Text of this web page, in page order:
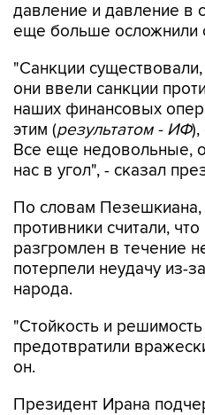
давление и давление в
еще больше осложнили
"Санкции
они ввели санкции
наших финансовых
этим (результатом - ИФ),
Все еще недовольные,
нас в угол", - сказал
По словам Пезешкиана,
противники считали,
разгромлен в течение
потерпели неудачу из-
народа.
"Стойкость и
предотвратили
он.
Президент Ирана